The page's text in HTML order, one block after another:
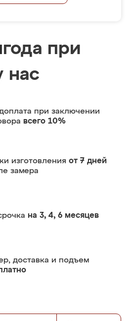
при
нас
при заключении
всего 10%
изготовления от 7 дней
замера
на 3, 4, 6 месяцев
доставка и подъем